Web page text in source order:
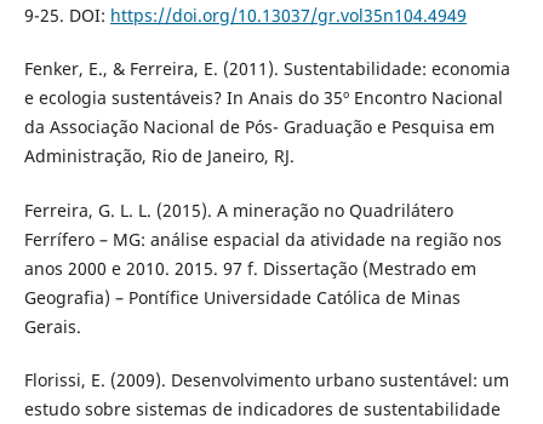
9-25. DOI: https://doi.org/10.13037/gr.vol35n104.4949
Fenker, E., & Ferreira, E. (2011). Sustentabilidade: economia
e ecologia sustentáveis? In Anais do 35º Encontro Nacional
da Associação Nacional de Pós- Graduação e Pesquisa em
Administração, Rio de Janeiro, RJ.
Ferreira, G. L. L. (2015). A mineração no Quadrilátero
Ferrífero – MG: análise espacial da atividade na região nos
anos 2000 e 2010. 2015. 97 f. Dissertação (Mestrado em
Geografia) – Pontífice Universidade Católica de Minas
Gerais.
Florissi, E. (2009). Desenvolvimento urbano sustentável: um
estudo sobre sistemas de indicadores de sustentabilidade